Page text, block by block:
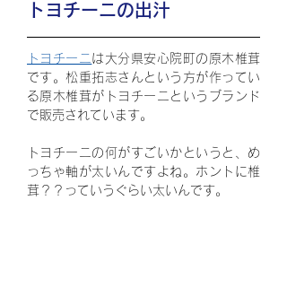
トヨチーニの出汁
トヨチーニ は大分県安心院町の原木椎茸
です。松重拓志さんという方が作ってい
る原木椎茸がトヨチーニというブランド
で販売されています。
トヨチーニの何がすごいかというと、め
っちゃ軸が太いんですよね。ホントに椎
茸？？っていうぐらい太いんです。